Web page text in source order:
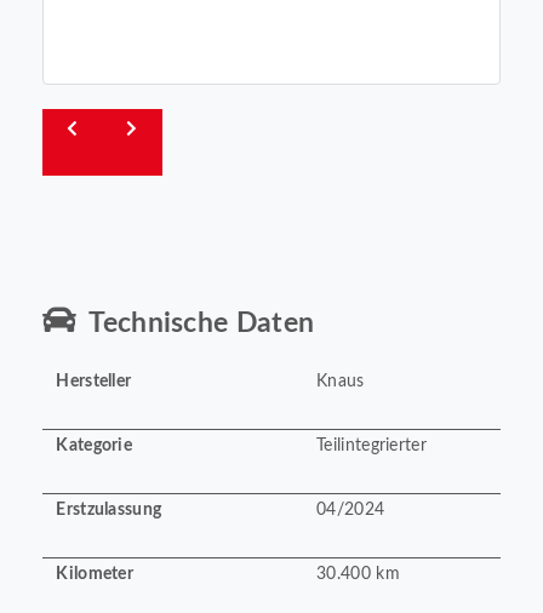
Technische Daten
Hersteller Knaus
Kategorie Teilintegrierter
Erstzulassung 04/2024
Kilometer 30.400 km